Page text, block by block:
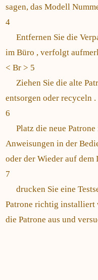
sagen, das Modell
4
Entfernen Sie die
im Büro , verfolgt
< Br > 5
Ziehen Sie die alte
entsorgen oder recyceln .
6
Platz die neue
Anweisungen in der
oder der Wieder auf dem
7
drucken Sie eine
Patrone richtig installiert
die Patrone aus und